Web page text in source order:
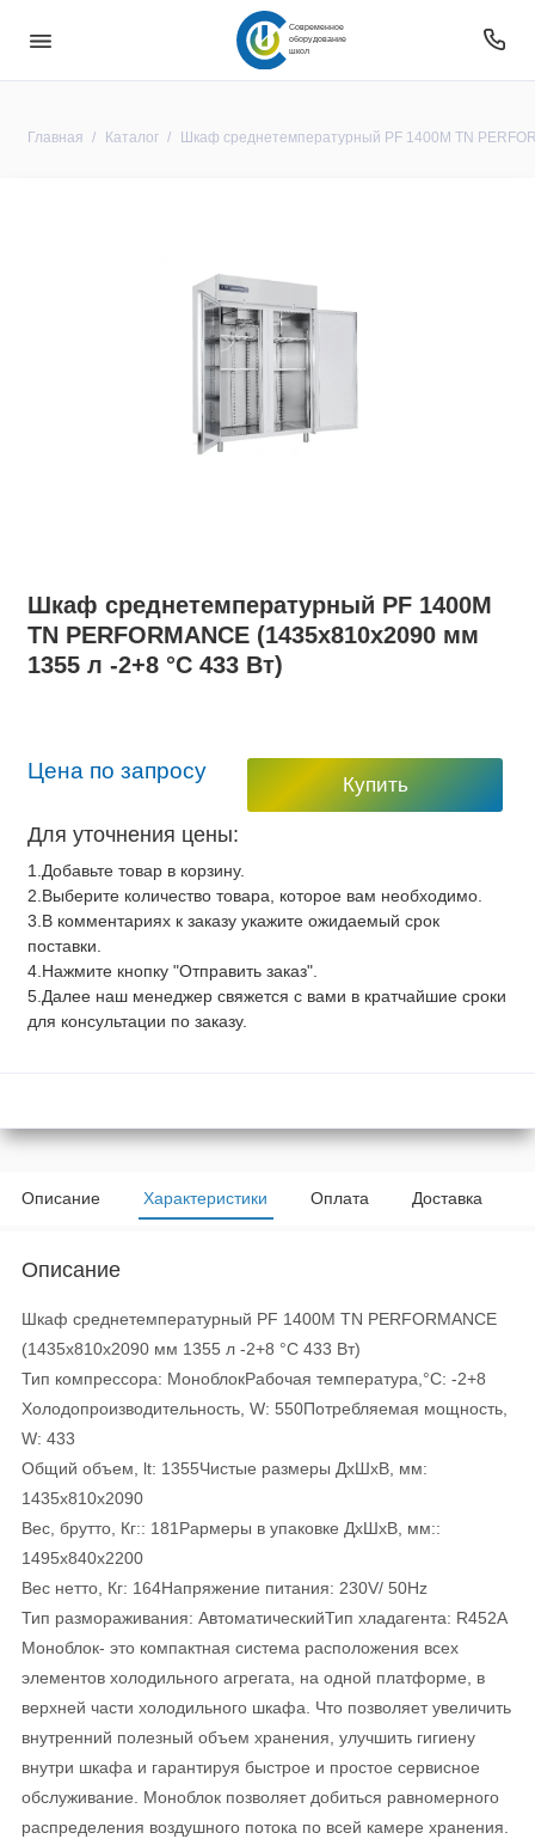
Современное
оборудование
школ
Главная Каталог Шкаф среднетемпературный PF 1400М TN
Шкаф среднетемпературный PF 1400М
TN PERFORMANCE (1435х810х2090 мм
1355 л -2+8 °C 433 Вт)
Цена по запросу
Купить
Для уточнения цены:
1.Добавьте товар в корзину.
2.Выберите количество товара, которое вам необходимо.
3.В комментариях к заказу укажите ожидаемый срок
поставки.
4.Нажмите кнопку "Отправить заказ".
5.Далее наш менеджер свяжется с вами в кратчайшие сроки
для консультации по заказу.
Описание Характеристики Оплата Доставка
Описание
Шкаф среднетемпературный PF 1400М TN PERFORMANCE
(1435х810х2090 мм 1355 л -2+8 °C 433 Вт)
Тип компрессора: МоноблокРабочая температура,°C: -2+8
Холодопроизводительность, W: 550Потребляемая мощность,
W: 433
Общий объем, lt: 1355Чистые размеры ДxШxВ, мм:
1435x810x2090
Вес, брутто, Кг:: 181Рармеры в упаковке ДxШxВ, мм::
1495x840x2200
Вес нетто, Кг: 164Напряжение питания: 230V/ 50Hz
Тип размораживания: АвтоматическийТип хладагента: R452A
Моноблок- это компактная система расположения всех
элементов холодильного агрегата, на одной платформе, в
верхней части холодильного шкафа. Что позволяет увеличить
внутренний полезный объем хранения, улучшить гигиену
внутри шкафа и гарантируя быстрое и простое сервисное
обслуживание. Моноблок позволяет добиться равномерного
распределения воздушного потока по всей камере хранения.